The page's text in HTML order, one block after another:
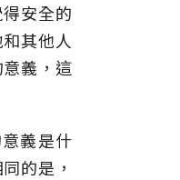
安全的
其他人
義，這
義是什
的是，